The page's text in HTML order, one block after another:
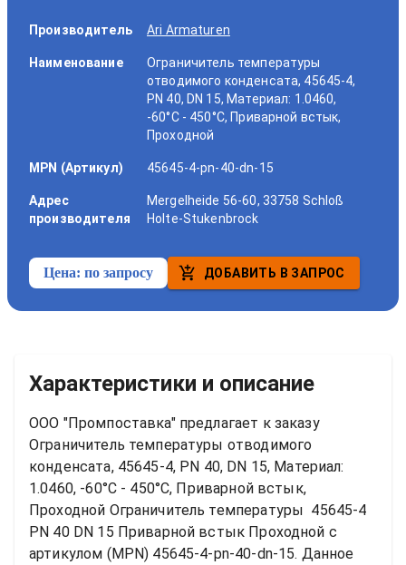
Производитель Ari Armaturen
Наименование
Ограничитель температуры
отводимого конденсата, 45645-4,
PN 40, DN 15, Материал: 1.0460,
-60°C - 450°C, Приварной встык,
Проходной
MPN (Артикул) 45645-4-pn-40-dn-15
Адрес
производителя
Mergelheide 56-60, 33758 Schloß
Holte-Stukenbrock
Цена: по запросу ДОБАВИТЬ В ЗАПРОС
Характеристики и описание
ООО "Промпоставка" предлагает к заказу
Ограничитель температуры отводимого
конденсата, 45645-4, PN 40, DN 15, Материал:
1.0460, -60°C - 450°C, Приварной встык,
Проходной Ограничитель температуры  45645-4
PN 40 DN 15 Приварной встык Проходной с
артикулом (MPN) 45645-4-pn-40-dn-15. Данное